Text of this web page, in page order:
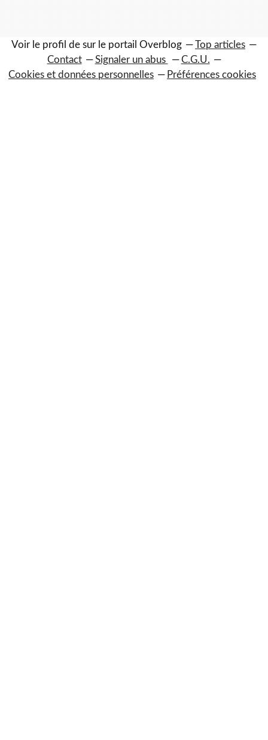
Voir le profil de sur le portail Overblog
Top articles
Contact
Signaler un abus
C.G.U.
Cookies et données personnelles
Préférences cookies